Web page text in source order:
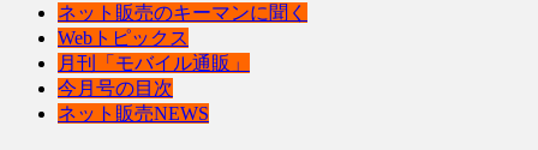
ネット販売のキーマンに聞く
Webトピックス
月刊「モバイル通販」
今月号の目次
ネット販売NEWS